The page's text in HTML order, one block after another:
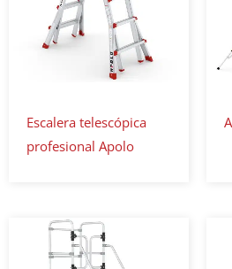
Escalera telescópica
profesional Apolo